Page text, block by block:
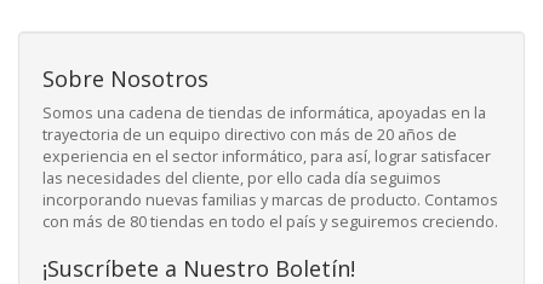
Sobre Nosotros
Somos una cadena de tiendas de informática, apoyadas en la
trayectoria de un equipo directivo con más de 20 años de
experiencia en el sector informático, para así, lograr satisfacer
las necesidades del cliente, por ello cada día seguimos
incorporando nuevas familias y marcas de producto. Contamos
con más de 80 tiendas en todo el país y seguiremos creciendo.
¡Suscríbete a Nuestro Boletín!